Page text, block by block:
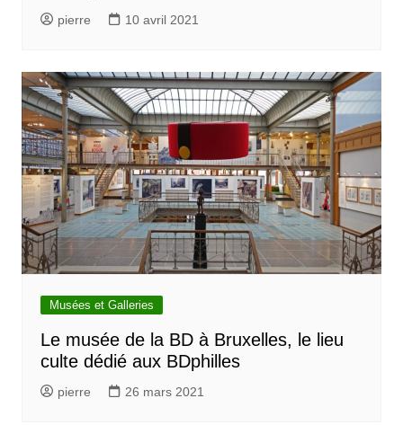
pierre 10 avril 2021
Musées et Galleries
Le musée de la BD à Bruxelles, le lieu
culte dédié aux BDphilles
pierre 26 mars 2021